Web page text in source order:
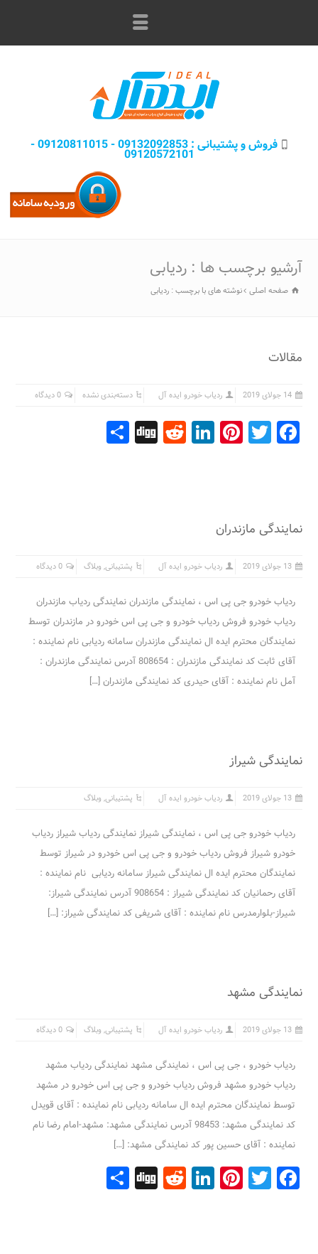
فروش و پشتيبانی : 09132092853 - 09120811015 -
09120572101
آرشیو برچسب ها : ردیابی
صفحه اصلی نوشته های با برچسب : ردیابی
مقالات
14 جولای 2019 ردیاب خودرو ایده آل دسته‌بندی نشده 0 دیدگاه
Facebook
Twitter
Pinterest
LinkedIn
Reddit
Digg
نمایندگی مازندران
13 جولای 2019 ردیاب خودرو ایده آل پشتیبانی, وبلاگ 0 دیدگاه
ردیاب خودرو جی پی اس ، نمایندگی مازندران نمایندگی ردیاب مازندران
ردیاب خودرو فروش ردیاب خودرو و جی پی اس خودرو در مازندران توسط
نمایندگان محترم ایده ال نمایندگی مازندران سامانه ردیابی نام نماینده :
آقای ثابت کد نمایندگی مازندران : 808654 آدرس نمایندگی مازندران :
آمل نام نماینده : آقای حیدری کد نمایندگی مازندران […]
نمایندگی شیراز
13 جولای 2019 ردیاب خودرو ایده آل پشتیبانی, وبلاگ
ردیاب خودرو جی پی اس ، نمایندگی شیراز نمایندگی ردیاب شیراز ردیاب
خودرو شیراز فروش ردیاب خودرو و جی پی اس خودرو در شیراز توسط
نمایندگان محترم ایده ال نمایندگی شیراز سامانه ردیابی نام نماینده :
آقای رحمانیان کد نمایندگی شیراز : 908654 آدرس نمایندگی شیراز:
شیراز-بلوارمدرس نام نماینده : آقای شریفی کد نمایندگی شیراز: […]
نمایندگی مشهد
13 جولای 2019 ردیاب خودرو ایده آل پشتیبانی, وبلاگ 0 دیدگاه
ردیاب خودرو ، جی پی اس ، نمایندگی مشهد نمایندگی ردیاب مشهد
ردیاب خودرو مشهد فروش ردیاب خودرو و جی پی اس خودرو در مشهد
توسط نمایندگان محترم ایده ال سامانه ردیابی نام نماینده : آقای قویدل
کد نمایندگی مشهد: 98453 آدرس نمایندگی مشهد: مشهد-امام رضا نام
نماینده : آقای حسین پور کد نمایندگی مشهد: […]
Facebook
Twitter
Pinterest
LinkedIn
Reddit
Digg